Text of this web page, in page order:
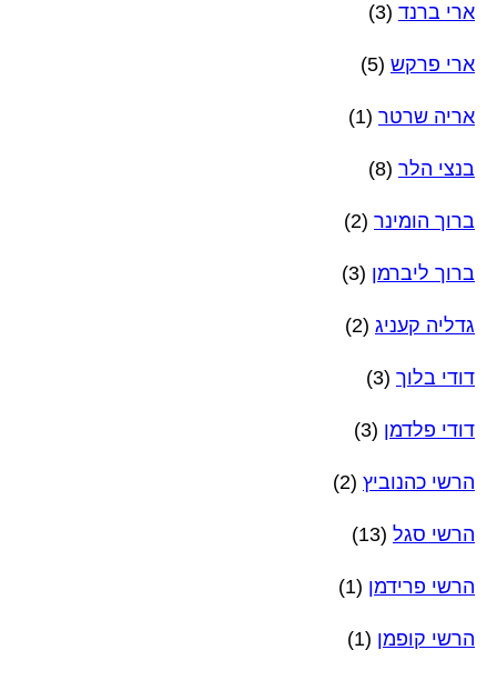
ארי ברנד (3)
ארי פרקש (5)
אריה שרטר (1)
בנצי הלר (8)
ברוך הומינר (2)
ברוך ליברמן (3)
גדליה קעניג (2)
דודי בלוך (3)
דודי פלדמן (3)
הרשי כהנוביץ (2)
הרשי סגל (13)
הרשי פרידמן (1)
הרשי קופמן (1)